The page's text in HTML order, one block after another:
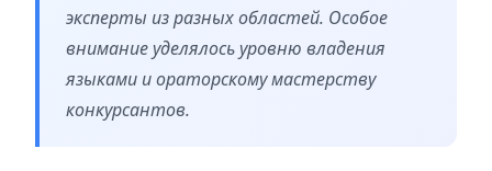
эксперты из разных областей. Особое
внимание уделялось уровню владения
языками и ораторскому мастерству
конкурсантов.